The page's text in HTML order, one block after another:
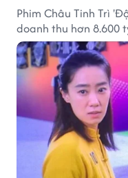
Phim Châu Tinh Trì
doanh thu hơn 8.600